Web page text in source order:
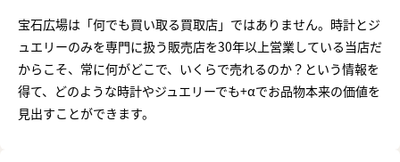
宝石広場は「何でも買い取る買取店」ではありません。時計とジ
ュエリーのみを専門に扱う販売店を30年以上営業している当店だ
からこそ、常に何がどこで、いくらで売れるのか？という情報を
得て、どのような時計やジュエリーでも+αでお品物本来の価値を
見出すことができます。